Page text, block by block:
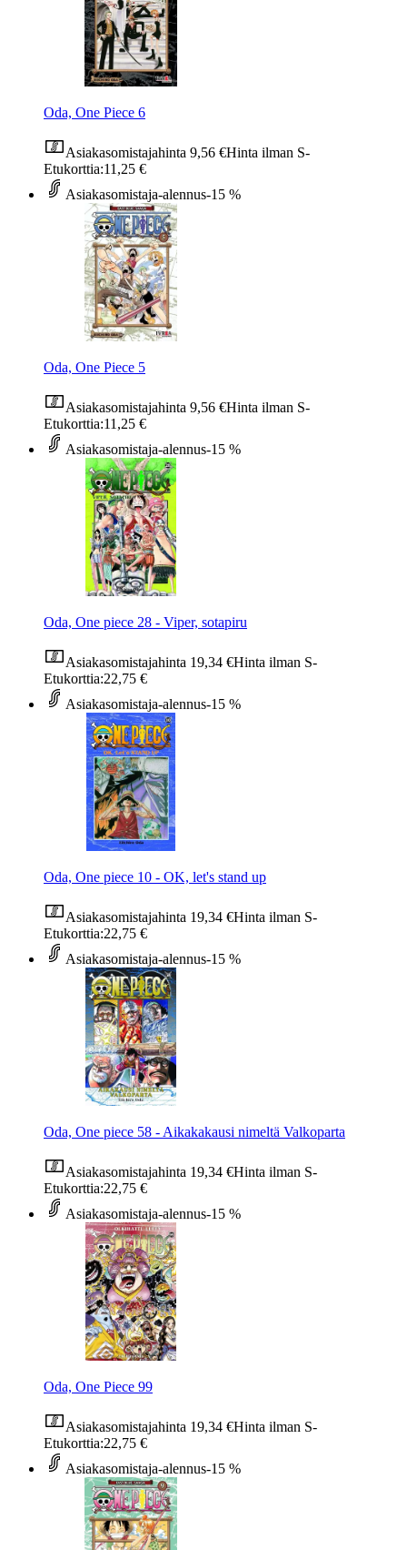
Oda, One Piece 6
Asiakasomistajahinta 9,56 €Hinta ilman S-
Etukorttia:11,25 €
Asiakasomistaja-alennus-15 %
Oda, One Piece 5
Asiakasomistajahinta 9,56 €Hinta ilman S-
Etukorttia:11,25 €
Asiakasomistaja-alennus-15 %
Oda, One piece 28 - Viper, sotapiru
Asiakasomistajahinta 19,34 €Hinta ilman S-
Etukorttia:22,75 €
Asiakasomistaja-alennus-15 %
Oda, One piece 10 - OK, let's stand up
Asiakasomistajahinta 19,34 €Hinta ilman S-
Etukorttia:22,75 €
Asiakasomistaja-alennus-15 %
Oda, One piece 58 - Aikakakausi nimeltä Valkoparta
Asiakasomistajahinta 19,34 €Hinta ilman S-
Etukorttia:22,75 €
Asiakasomistaja-alennus-15 %
Oda, One Piece 99
Asiakasomistajahinta 19,34 €Hinta ilman S-
Etukorttia:22,75 €
Asiakasomistaja-alennus-15 %